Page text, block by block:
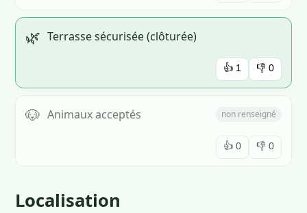
🌿 Terrasse sécurisée (clôturée)
👍 1 👎 0
🐶 Animaux acceptés non renseigné
👍 0 👎 0
Localisation